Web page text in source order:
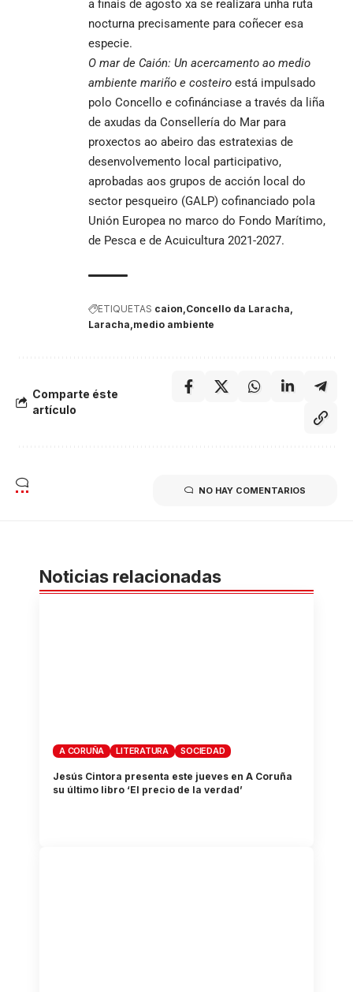
a finais de agosto xa se realizara unha ruta
nocturna precisamente para coñecer esa
especie.
O mar de Caión: Un acercamento ao medio
ambiente mariño e costeiro está impulsado
polo Concello e cofinánciase a través da liña
de axudas da Consellería do Mar para
proxectos ao abeiro das estratexias de
desenvolvemento local participativo,
aprobadas aos grupos de acción local do
sector pesqueiro (GALP) cofinanciado pola
Unión Europea no marco do Fondo Marítimo,
de Pesca e de Acuicultura 2021-2027.
ETIQUETAS caion Concello da Laracha
Laracha medio ambiente
Comparte éste
artículo
NO HAY COMENTARIOS
Noticias relacionadas
A CORUÑA LITERATURA SOCIEDAD
Jesús Cintora presenta este jueves en A Coruña
su último libro ‘El precio de la verdad’